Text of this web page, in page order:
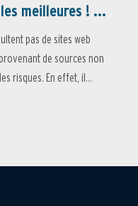
meilleures ! ...
pas de sites web
de sources non
risques. En effet, il...